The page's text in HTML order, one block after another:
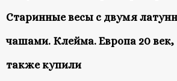
Старинные весы с двумя
чашами. Клейма. Европа 20 век,
также купили